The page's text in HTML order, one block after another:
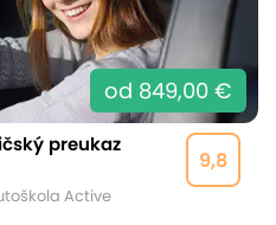
od 849,00 €
9,8
preukaz
Active